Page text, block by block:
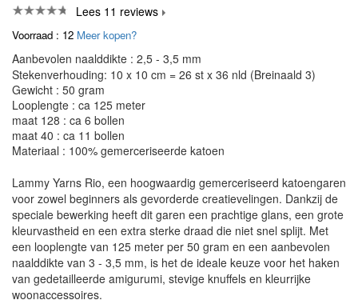
Lees 11 reviews
Voorraad : 12 Meer kopen?
Aanbevolen naalddikte : 2,5 - 3,5 mm
Stekenverhouding: 10 x 10 cm = 26 st x 36 nld (Breinaald 3)
Gewicht : 50 gram
Looplengte : ca 125 meter
maat 128 : ca 6 bollen
maat 40 : ca 11 bollen
Materiaal : 100% gemerceriseerde katoen
Lammy Yarns Rio, een hoogwaardig gemerceriseerd katoengaren
voor zowel beginners als gevorderde creatievelingen. Dankzij de
speciale bewerking heeft dit garen een prachtige glans, een grote
kleurvastheid en een extra sterke draad die niet snel splijt. Met
een looplengte van 125 meter per 50 gram en een aanbevolen
naalddikte van 3 - 3,5 mm, is het de ideale keuze voor het haken
van gedetailleerde amigurumi, stevige knuffels en kleurrijke
woonaccessoires.